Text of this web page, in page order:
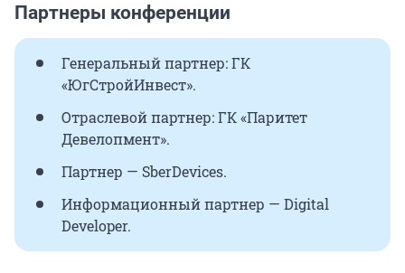
Партнеры конференции
Генеральный партнер: ГК
«ЮгСтройИнвест».
Отраслевой партнер: ГК «Паритет
Девелопмент».
Партнер — SberDevices.
Информационный партнер — Digital
Developer.